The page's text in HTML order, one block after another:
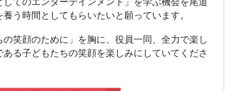
う時間としてもらいたいと願っています。
笑顔のために」を胸に、役員一同、全力で楽し
る子どもたちの笑顔を楽しみにしていてくださ